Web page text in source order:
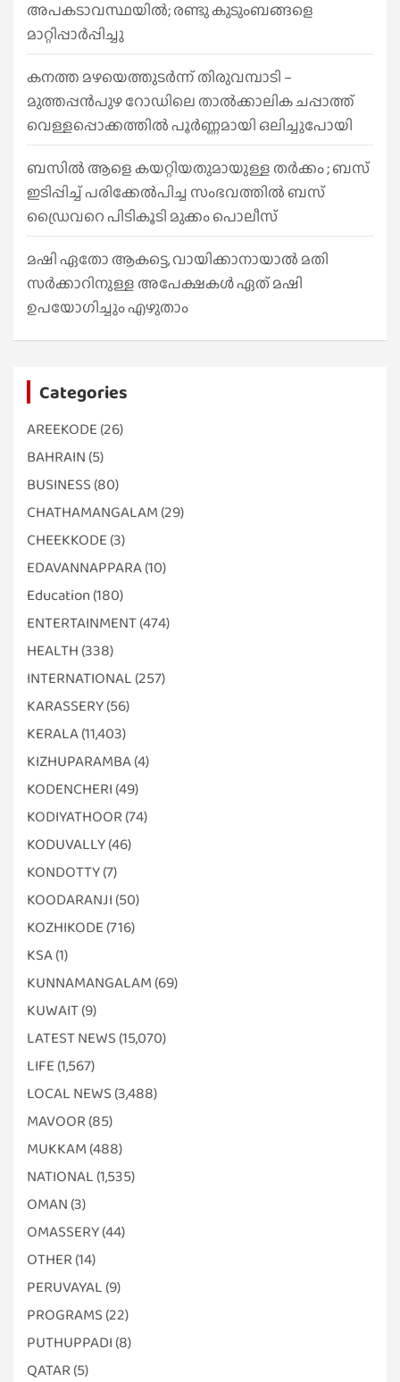
അപകടാവസ്ഥയിൽ; രണ്ടു കുടുംബങ്ങളെ
മാറ്റിപ്പാർപ്പിച്ചു
കനത്ത മഴയെത്തുടർന്ന് തിരുവമ്പാടി –
മുത്തപ്പൻപുഴ റോഡിലെ താൽക്കാലിക ചപ്പാത്ത്
വെള്ളപ്പൊക്കത്തിൽ പൂർണ്ണമായി ഒലിച്ചുപോയി
ബസിൽ ആളെ കയറ്റിയതുമായുള്ള തർക്കം ; ബസ്
ഇടിപ്പിച്ച് പരിക്കേൽപിച്ച സംഭവത്തിൽ ബസ്
ഡ്രൈവറെ പിടികൂടി മുക്കം പൊലീസ്
മഷി ഏതോ ആകട്ടെ, വായിക്കാനായാൽ മതി​
സർക്കാറിനുള്ള അപേക്ഷകൾ ഏത് മഷി
ഉപയോഗിച്ചും എഴുതാം
Categories
AREEKODE (26)
BAHRAIN (5)
BUSINESS (80)
CHATHAMANGALAM (29)
CHEEKKODE (3)
EDAVANNAPPARA(10)
Education (180)
ENTERTAINMENT(474)
HEALTH (338)
INTERNATIONAL (257)
KARASSERY(56)
KERALA(11,403)
KIZHUPARAMBA(4)
KODENCHERI (49)
KODIYATHOOR (74)
KODUVALLY(46)
KONDOTTY(7)
KOODARANJI (50)
KOZHIKODE (716)
KSA(1)
KUNNAMANGALAM (69)
KUWAIT(9)
LATEST NEWS (15,070)
LIFE (1,567)
LOCAL NEWS (3,488)
MAVOOR (85)
MUKKAM (488)
NATIONAL (1,535)
OMAN (3)
OMASSERY(44)
OTHER (14)
PERUVAYAL (9)
PROGRAMS (22)
PUTHUPPADI (8)
QATAR (5)